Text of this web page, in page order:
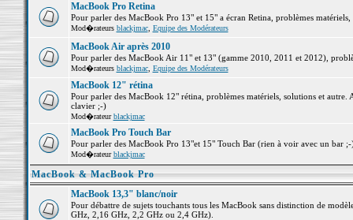
MacBook Pro Retina
Pour parler des MacBook Pro 13" et 15" a écran Retina, problèmes matériels,
Mod�rateurs blackjmac, Equipe des Modérateurs
MacBook Air après 2010
Pour parler des MacBook Air 11" et 13" (gamme 2010, 2011 et 2012),
Mod�rateurs blackjmac, Equipe des Modérateurs
MacBook 12" rétina
Pour parler des MacBook 12" rétina, problèmes matériels, solutions et
clavier ;-)
Mod�rateurblackjmac
MacBook Pro Touch Bar
Pour parler des MacBook Pro 13"et 15" Touch Bar (rien à voir avec un bar
Mod�rateurblackjmac
MacBook & MacBook Pro
MacBook 13,3" blanc/noir
Pour débattre de sujets touchants tous les MacBook sans distinction de
GHz, 2,16 GHz, 2,2 GHz ou 2,4 GHz).